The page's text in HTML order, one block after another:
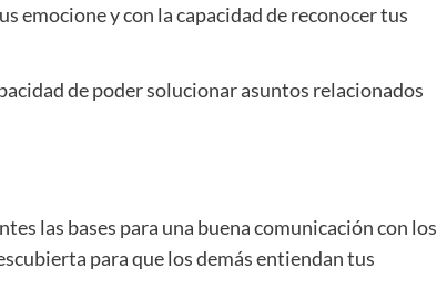
emocione y con la capacidad de reconocer tus
de poder solucionar asuntos relacionados
las bases para una buena comunicación con los
para que los demás entiendan tus